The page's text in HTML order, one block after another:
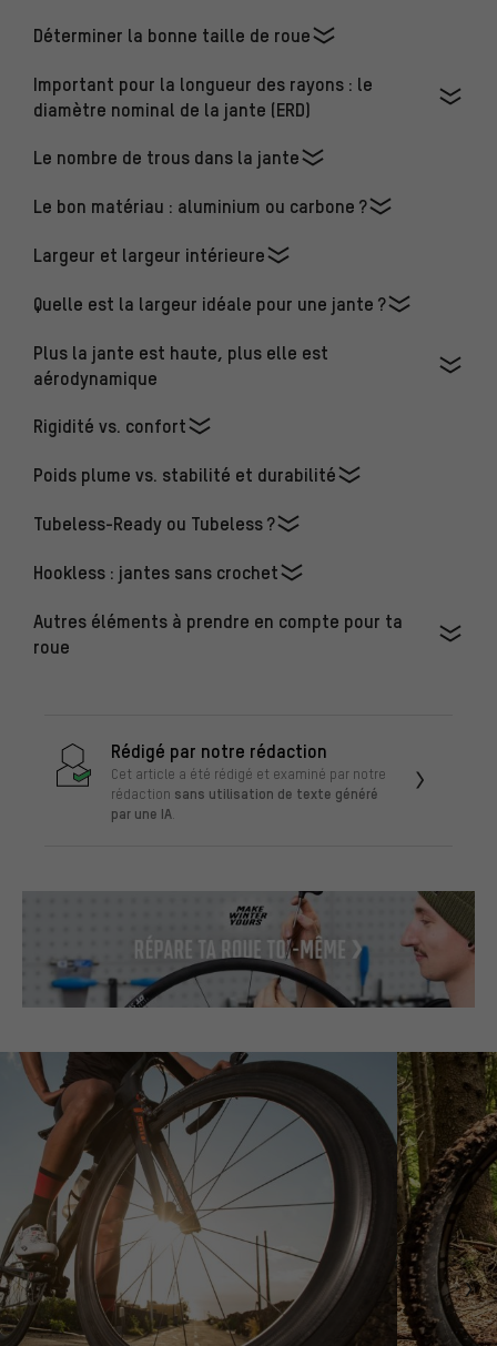
Déterminer la bonne taille de roue
Important pour la longueur des rayons : le
diamètre nominal de la jante (ERD)
Le nombre de trous dans la jante
Le bon matériau : aluminium ou carbone ?
Largeur et largeur intérieure
Quelle est la largeur idéale pour une jante ?
Plus la jante est haute, plus elle est
aérodynamique
Rigidité vs. confort
Poids plume vs. stabilité et durabilité
Tubeless-Ready ou Tubeless ?
Hookless : jantes sans crochet
Autres éléments à prendre en compte pour ta
roue
Rédigé par notre rédaction
Cet article a été rédigé et examiné par notre
rédaction sans utilisation de texte généré
par une IA